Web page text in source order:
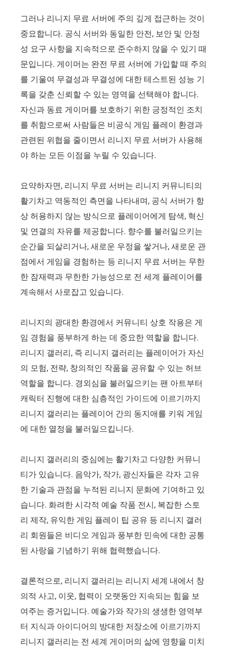
그러나 리니지 무료 서버에 주의 깊게 접근하는 것이
중요합니다. 공식 서버와 동일한 안전, 보안 및 안정
성 요구 사항을 지속적으로 준수하지 않을 수 있기 때
문입니다. 게이머는 완전 무료 서버에 가입할 때 주의
를 기울여 무결성과 무결성에 대한 테스트된 성능 기
록을 갖춘 신뢰할 수 있는 영역을 선택해야 합니다.
자신과 동료 게이머를 보호하기 위한 긍정적인 조치
를 취함으로써 사람들은 비공식 게임 플레이 환경과
관련된 위협을 줄이면서 리니지 무료 서버가 사용해
야 하는 모든 이점을 누릴 수 있습니다.
요약하자면, 리니지 무료 서버는 리니지 커뮤니티의
활기차고 역동적인 측면을 나타내며, 공식 서버가 항
상 허용하지 않는 방식으로 플레이어에게 탐색, 혁신
및 연결의 자유를 제공합니다. 향수를 불러일으키는
순간을 되살리거나, 새로운 우정을 쌓거나, 새로운 관
점에서 게임을 경험하는 등 리니지 무료 서버는 무한
한 잠재력과 무한한 가능성으로 전 세계 플레이어를
계속해서 사로잡고 있습니다.
리니지의 광대한 환경에서 커뮤니티 상호 작용은 게
임 경험을 풍부하게 하는 데 중요한 역할을 합니다.
리니지 갤러리, 즉 리니지 갤러리는 플레이어가 자신
의 모험, 전략, 창의적인 작품을 공유할 수 있는 허브
역할을 합니다. 경외심을 불러일으키는 팬 아트부터
캐릭터 진행에 대한 심층적인 가이드에 이르기까지
리니지 갤러리는 플레이어 간의 동지애를 키워 게임
에 대한 열정을 불러일으킵니다.
리니지 갤러리의 중심에는 활기차고 다양한 커뮤니
티가 있습니다. 음악가, 작가, 광신자들은 각자 고유
한 기술과 관점을 누적된 리니지 문화에 기여하고 있
습니다. 화려한 시각적 예술 작품 전시, 복잡한 스토
리 제작, 유익한 게임 플레이 팁 공유 등 리니지 갤러
리 회원들은 비디오 게임과 풍부한 민속에 대한 공통
된 사랑을 기념하기 위해 협력했습니다.
결론적으로, 리니지 갤러리는 리니지 세계 내에서 창
의적 사고, 이웃, 협력이 오랫동안 지속되는 힘을 보
여주는 증거입니다. 예술가와 작가의 생생한 영역부
터 지식과 아이디어의 방대한 저장소에 이르기까지
리니지 갤러리는 전 세계 게이머의 삶에 영향을 미치